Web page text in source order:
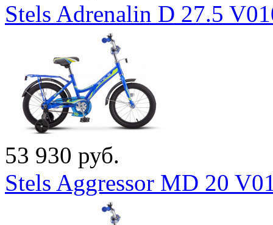
Stels Adrenalin D 27.5
53 930 руб.
Stels Aggressor MD 20